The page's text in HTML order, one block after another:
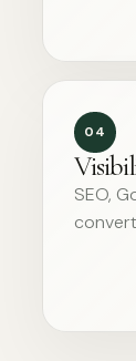
04
SEO,